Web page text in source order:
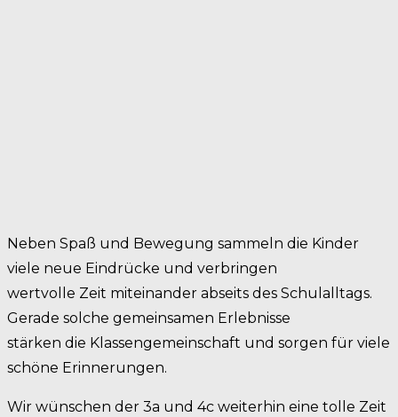
Neben Spaß und Bewegung sammeln die Kinder
viele neue Eindrücke und verbringen
wertvolle Zeit miteinander abseits des Schulalltags.
Gerade solche gemeinsamen Erlebnisse
stärken die Klassengemeinschaft und sorgen für viele
schöne Erinnerungen.
Wir wünschen der 3a und 4c weiterhin eine tolle Zeit